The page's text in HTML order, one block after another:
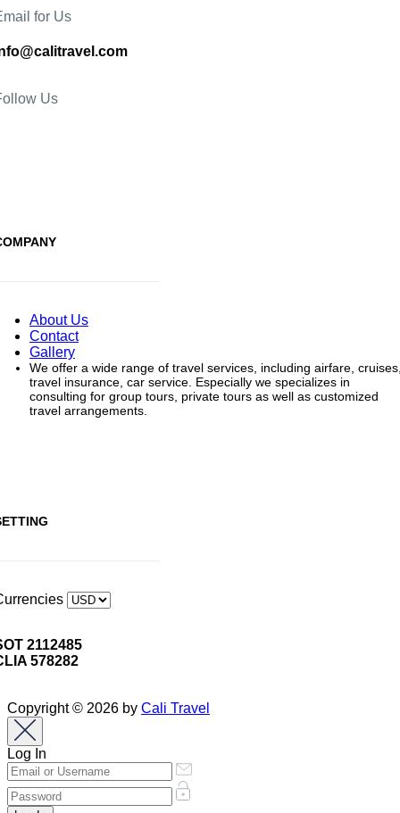
for Us
Us
About Us
Contact
Gallery
We offer a wide range of travel services, including airfare,
travel insurance, car service. Especially we specializes in
consulting for group tours, private tours as well as customized
travel arrangements.
2112485
578282
Copyright © 2026 by Cali Travel
Log In